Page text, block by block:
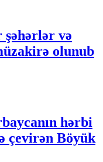
şəhərlər və
olunub
hərbi
çevirən Böyük